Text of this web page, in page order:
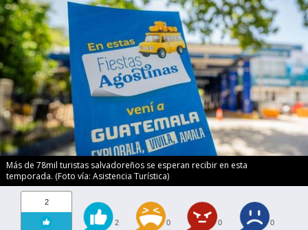
Más de 78mil turistas salvadoreños se esperan recibir en esta
temporada. (Foto vía: Asistencia Turística)
2
2 0 0 0